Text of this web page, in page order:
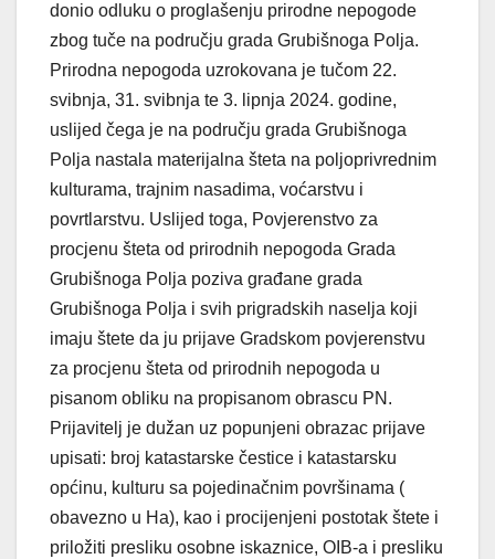
donio odluku o proglašenju prirodne nepogode
zbog tuče na području grada Grubišnoga Polja.
Prirodna nepogoda uzrokovana je tučom 22.
svibnja, 31. svibnja te 3. lipnja 2024. godine,
uslijed čega je na području grada Grubišnoga
Polja nastala materijalna šteta na poljoprivrednim
kulturama, trajnim nasadima, voćarstvu i
povrtlarstvu. Uslijed toga, Povjerenstvo za
procjenu šteta od prirodnih nepogoda Grada
Grubišnoga Polja poziva građane grada
Grubišnoga Polja i svih prigradskih naselja koji
imaju štete da ju prijave Gradskom povjerenstvu
za procjenu šteta od prirodnih nepogoda u
pisanom obliku na propisanom obrascu PN.
Prijavitelj je dužan uz popunjeni obrazac prijave
upisati: broj katastarske čestice i katastarsku
općinu, kulturu sa pojedinačnim površinama (
obavezno u Ha), kao i procijenjeni postotak štete i
priložiti presliku osobne iskaznice, OIB-a i presliku